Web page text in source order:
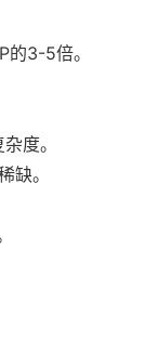
3-5倍。
度。
缺。